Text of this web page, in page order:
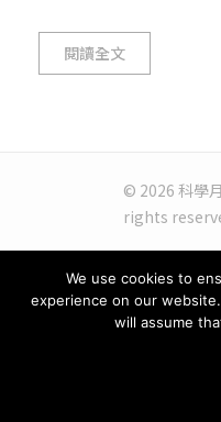
閱讀全文
© 2026 科學
rights
We use cookies to
experience on our
will assume